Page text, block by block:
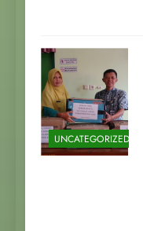
UNCATEGORIZED